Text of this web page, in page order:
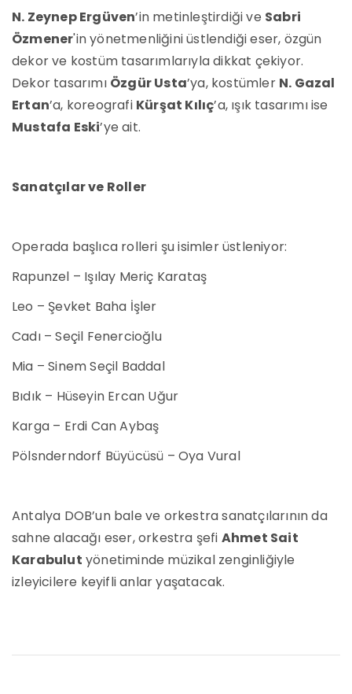
N. Zeynep Ergüven’in metinleştirdiği ve Sabri
Özmener'in yönetmenliğini üstlendiği eser, özgün
dekor ve kostüm tasarımlarıyla dikkat çekiyor.
Dekor tasarımı Özgür Usta’ya, kostümler N. Gazal
Ertan’a, koreografi Kürşat Kılıç’a, ışık tasarımı ise
Mustafa Eski’ye ait.
Sanatçılar ve Roller
Operada başlıca rolleri şu isimler üstleniyor:
Rapunzel – Işılay Meriç Karataş
Leo – Şevket Baha İşler
Cadı – Seçil Fenercioğlu
Mia – Sinem Seçil Baddal
Bıdık – Hüseyin Ercan Uğur
Karga – Erdi Can Aybaş
Pölsnderndorf Büyücüsü – Oya Vural
Antalya DOB’un bale ve orkestra sanatçılarının da
sahne alacağı eser, orkestra şefi Ahmet Sait
Karabulut yönetiminde müzikal zenginliğiyle
izleyicilere keyifli anlar yaşatacak.